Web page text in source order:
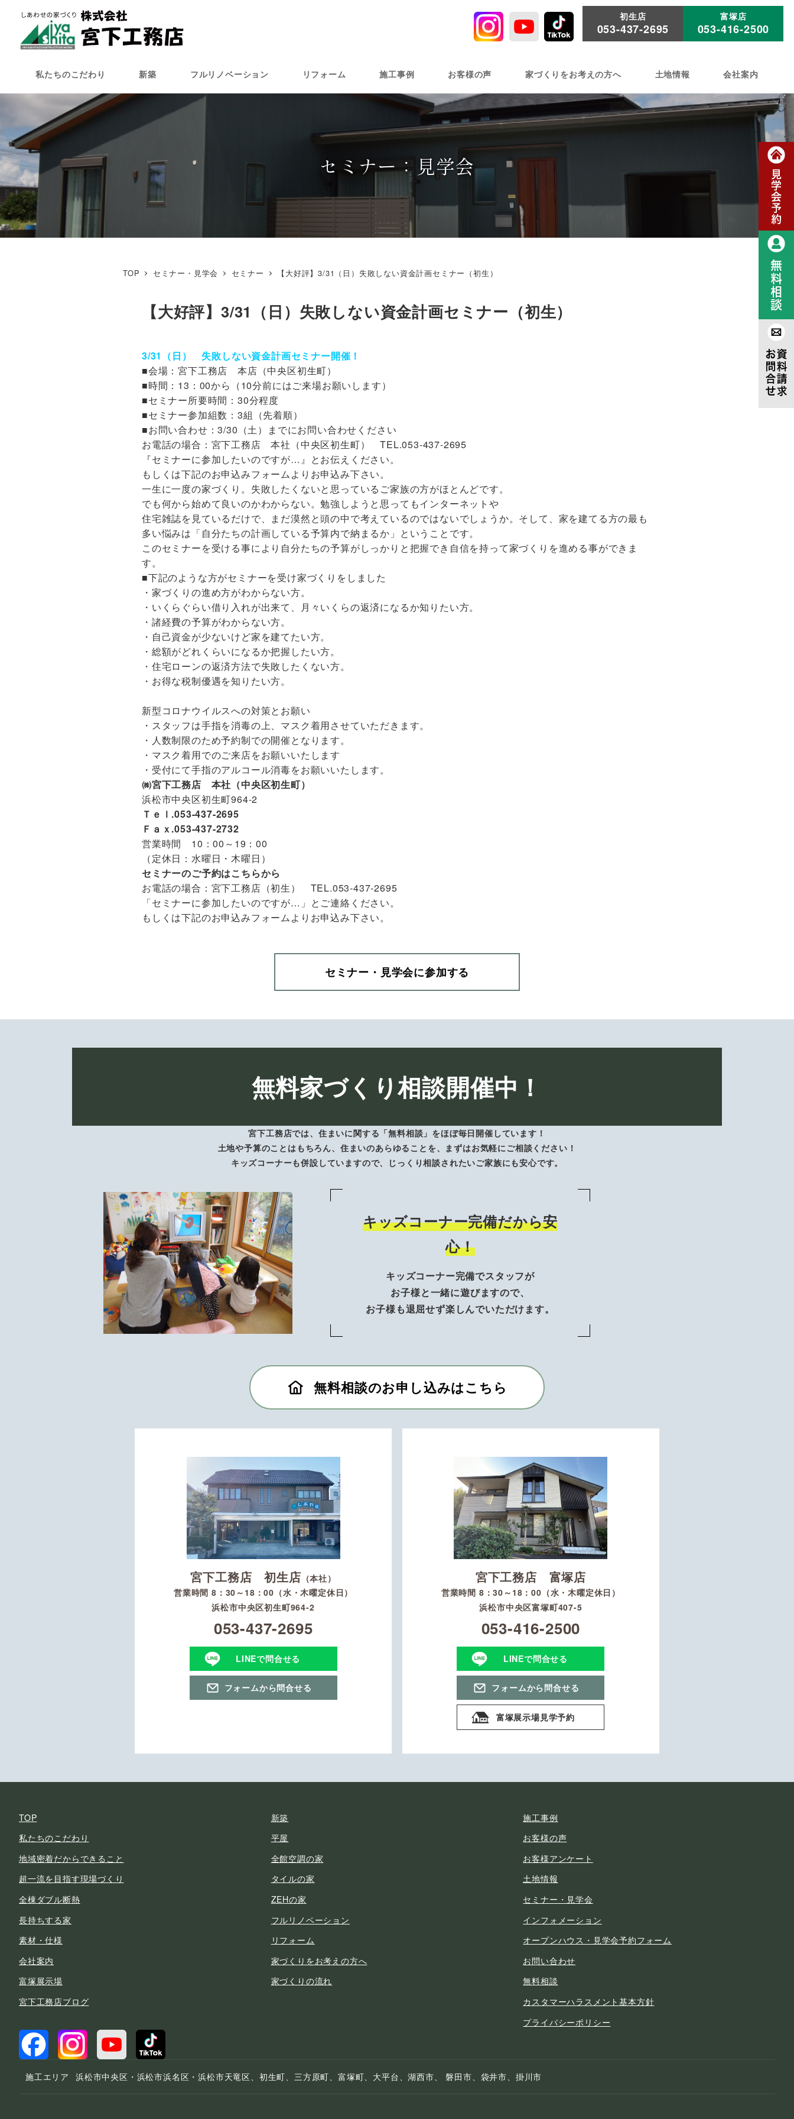
ン
移
動
初生店
053-437-2695
富塚店
053-416-2500
私たちのこだわり 新築 フルリノベーション リフォーム 施工事例 お客様の声 家づくりをお考えの方へ 土地情報 会社案内
セミナー：見学会
TOP セミナー・見学会 セミナー 【大好評】3/31（日）失敗しない資金計画セミナー（初生）
【大好評】3/31（日）失敗しない資金計画セミナー（初生）
3/31（日） 失敗しない資金計画セミナー開催！
■会場：宮下工務店 本店（中央区初生町）
■時間：13：00から（10分前にはご来場お願いします）
■セミナー所要時間：30分程度
■セミナー参加組数：3組（先着順）
■お問い合わせ：3/30（土）までにお問い合わせください
お電話の場合：宮下工務店 本社（中央区初生町） TEL.053-437-2695
『セミナーに参加したいのですが…』とお伝えください。
もしくは下記のお申込みフォームよりお申込み下さい。
一生に一度の家づくり。失敗したくないと思っているご家族の方がほとんどです。
でも何から始めて良いのかわからない。勉強しようと思ってもインターネットや
住宅雑誌を見ているだけで、まだ漠然と頭の中で考えているのではないでしょうか。そして、家を建てる方の最も
多い悩みは「自分たちの計画している予算内で納まるか」ということです。
このセミナーを受ける事により自分たちの予算がしっかりと把握でき自信を持って家づくりを進める事ができま
す。
■下記のような方がセミナーを受け家づくりをしました
・家づくりの進め方がわからない方。
・いくらぐらい借り入れが出来て、月々いくらの返済になるか知りたい方。
・諸経費の予算がわからない方。
・自己資金が少ないけど家を建てたい方。
・総額がどれくらいになるか把握したい方。
・住宅ローンの返済方法で失敗したくない方。
・お得な税制優遇を知りたい方。
新型コロナウイルスへの対策とお願い
・スタッフは手指を消毒の上、マスク着用させていただきます。
・人数制限のため予約制での開催となります。
・マスク着用でのご来店をお願いいたします
・受付にて手指のアルコール消毒をお願いいたします。
㈱宮下工務店 本社（中央区初生町）
浜松市中央区初生町964-2
Ｔｅｌ.053-437-2695
Ｆａｘ.053-437-2732
営業時間 10：00～19：00
（定休日：水曜日・木曜日）
セミナーのご予約はこちらから
お電話の場合：宮下工務店（初生） TEL.053-437-2695
「セミナーに参加したいのですが…」とご連絡ください。
もしくは下記のお申込みフォームよりお申込み下さい。
セミナー・見学会に参加する
無料家づくり相談開催中！
宮下工務店では、住まいに関する「無料相談」をほぼ毎日開催しています！
土地や予算のことはもちろん、住まいのあらゆることを、まずはお気軽にご相談ください！
キッズコーナーも併設していますので、じっくり相談されたいご家族にも安心です。
キッズコーナー完備だから安
心！
キッズコーナー完備でスタッフが
お子様と一緒に遊びますので、
お子様も退屈せず楽しんでいただけます。
無料相談のお申し込みはこちら
宮下工務店 初生店 （本社）
営業時間 8：30～18：00（水・木曜定休日）
浜松市中央区初生町964-2
053-437-2695
LINEで問合せる
フォームから問合せる
宮下工務店 富塚店
営業時間 8：30～18：00（水・木曜定休日）
浜松市中央区富塚町407-5
053-416-2500
LINEで問合せる
フォームから問合せる
富塚展示場見学予約
TOP
私たちのこだわり
地域密着だからできること
超一流を目指す現場づくり
全棟ダブル断熱
長持ちする家
素材・仕様
会社案内
富塚展示場
宮下工務店ブログ
新築
平屋
全館空調の家
タイルの家
ZEHの家
フルリノベーション
リフォーム
家づくりをお考えの方へ
家づくりの流れ
施工事例
お客様の声
お客様アンケート
土地情報
セミナー・見学会
インフォメーション
オープンハウス・見学会予約フォーム
お問い合わせ
無料相談
カスタマーハラスメント基本方針
プライバシーポリシー
施工エリア 浜松市中央区・浜松市浜名区・浜松市天竜区、初生町、三方原町、富塚町、大平台、湖西市、 磐田市、袋井市、掛川市